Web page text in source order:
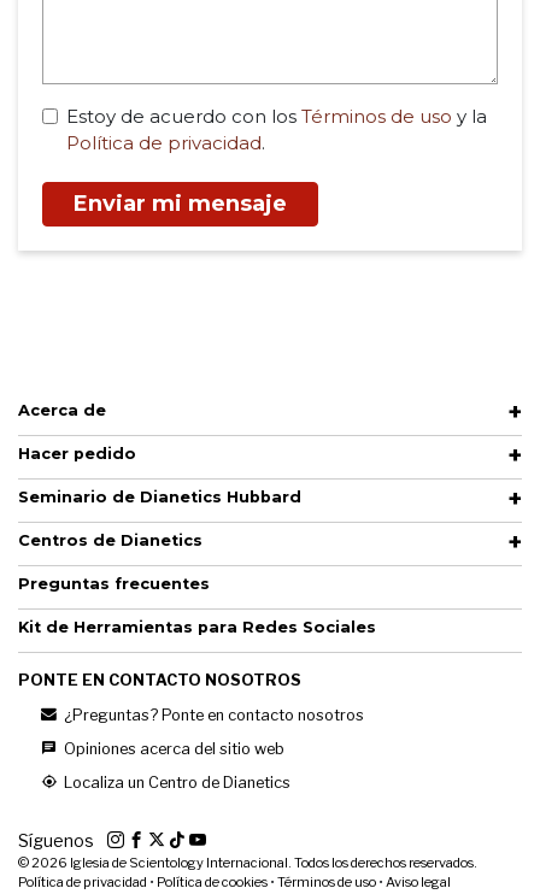
Estoy de acuerdo con los Términos de uso y la
Política de privacidad.
Enviar mi mensaje
Acerca de
Hacer pedido
Seminario de Dianetics Hubbard
Centros de Dianetics
Preguntas frecuentes
Kit de Herramientas para Redes Sociales
PONTE EN CONTACTO NOSOTROS
¿Preguntas? Ponte en contacto nosotros
Opiniones acerca del sitio web
Localiza un Centro de Dianetics
Síguenos
© 2026 Iglesia de Scientology Internacional. Todos los derechos reservados.
Política de privacidad • Política de cookies • Términos de uso • Aviso legal